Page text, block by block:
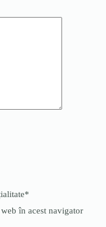
*
în acest navigator